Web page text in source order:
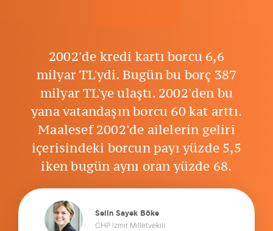
2002'de kredi kartı borcu 6,6
milyar TL'ydi. Bugün bu borç 387
milyar TL'ye ulaştı. 2002'den bu
yana vatandaşın borcu 60 kat arttı.
Maalesef 2002'de ailelerin geliri
içerisindeki borcun payı yüzde 5,5
iken bugün aynı oran yüzde 68.
Selin Sayek Böke
CHP İzmir Milletvekili